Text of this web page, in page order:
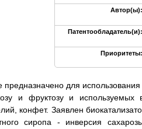
Автор(ы):
Патентообладатель(и):
Приоритеты:
предназначено для
и фруктозу и используемых
конфет. Заявлен
сиропа - инверсия